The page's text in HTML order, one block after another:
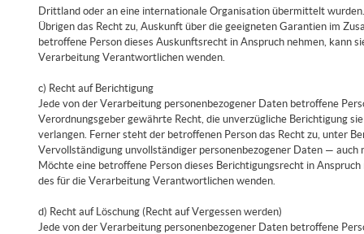
Drittland oder an eine internationale Organisation übermittelt
Übrigen das Recht zu, Auskunft über die geeigneten Garantien im
betroffene Person dieses Auskunftsrecht in Anspruch nehmen, kann
Verarbeitung Verantwortlichen wenden.
c) Recht auf Berichtigung
Jede von der Verarbeitung personenbezogener Daten betroffene
Verordnungsgeber gewährte Recht, die unverzügliche Berichtigung
verlangen. Ferner steht der betroffenen Person das Recht zu, unter
Vervollständigung unvollständiger personenbezogener Daten —
Möchte eine betroffene Person dieses Berichtigungsrecht in
des für die Verarbeitung Verantwortlichen wenden.
d) Recht auf Löschung (Recht auf Vergessen werden)
Jede von der Verarbeitung personenbezogener Daten betroffene